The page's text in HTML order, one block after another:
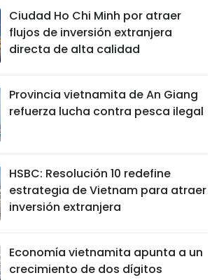
Ciudad Ho Chi Minh por atraer
flujos de inversión extranjera
directa de alta calidad
Provincia vietnamita de An Giang
refuerza lucha contra pesca ilegal
HSBC: Resolución 10 redefine
estrategia de Vietnam para atraer
inversión extranjera
Economía vietnamita apunta a un
crecimiento de dos dígitos